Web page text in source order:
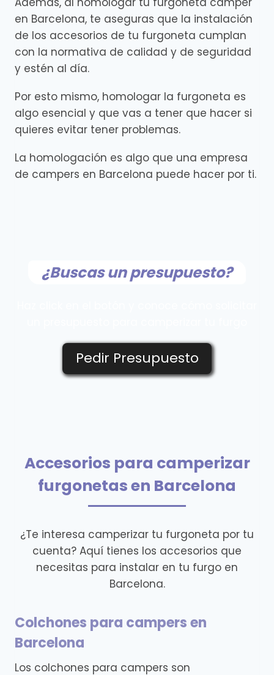
en Barcelona, te aseguras que la instalación
de los accesorios de tu furgoneta cumplan
con la normativa de calidad y de seguridad
y estén al día.
Por esto mismo, homologar la furgoneta es
algo esencial y que vas a tener que hacer si
quieres evitar tener problemas.
La homologación es algo que una empresa
de campers en Barcelona puede hacer por ti.
¿Buscas un presupuesto?
Pedir Presupuesto
Accesorios para camperizar
furgonetas en Barcelona
¿Te interesa camperizar tu furgoneta por tu
cuenta? Aquí tienes los accesorios que
necesitas para instalar en tu furgo en
Barcelona.
Colchones para campers en
Barcelona
Los colchones para campers son